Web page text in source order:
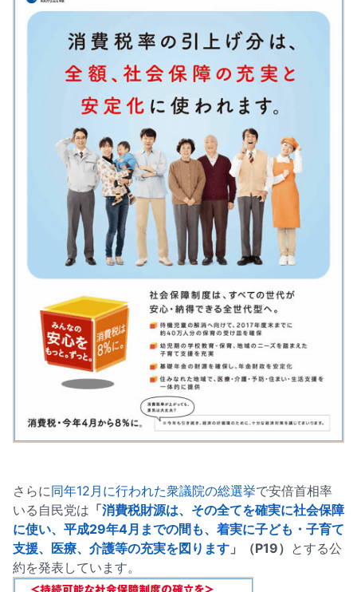
さらに同年12月に行われた衆議院の総選挙で安倍首相率
いる自民党は 「消費税財源は、その全てを確実に社会保障
に使い、平成29年4月までの間も、着実に子ども・子育て
支援、医療、介護等の充実を図ります 」（P19） とする公
約を発表しています。